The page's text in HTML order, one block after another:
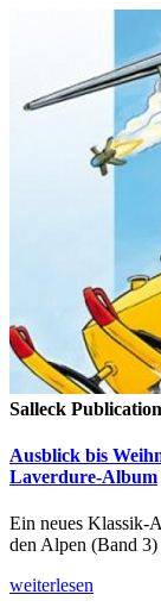
Salleck
Ausblick bis
Laverdure-Album
Ein neues Klassik-
den Alpen (Band 3)
weiterlesen